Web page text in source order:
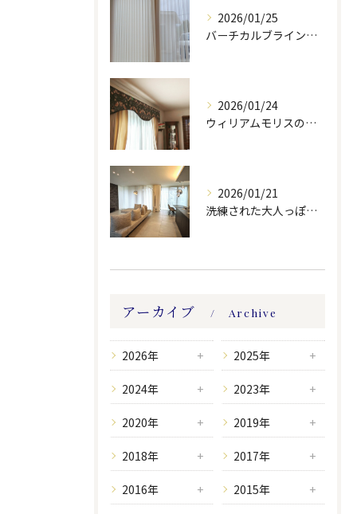
2026/01/25
バーチカルブラインドのレース付きツーウェイスタイル
2026/01/24
ウィリアムモリスの生地ででバランスを製作しました。
2026/01/21
洗練された大人っぽい空間。
アーカイブ Archive
2026年 2025年
2024年 2023年
2020年 2019年
2018年 2017年
2016年 2015年